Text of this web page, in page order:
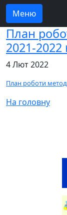
Меню
План
2021-2022
4 Лют 2022
План роботи
На головну